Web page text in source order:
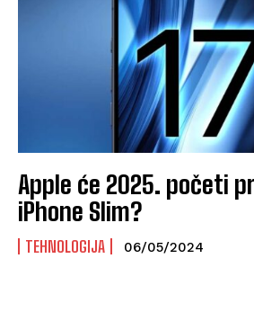
Apple će 2025. početi
iPhone Slim?
TEHNOLOGIJA 06/05/2024